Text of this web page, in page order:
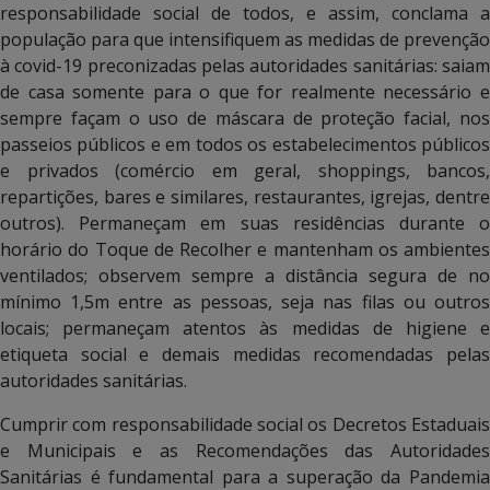
responsabilidade social de todos, e assim, conclama a
população para que intensifiquem as medidas de prevenção
à covid-19 preconizadas pelas autoridades sanitárias: saiam
de casa somente para o que for realmente necessário e
sempre façam o uso de máscara de proteção facial, nos
passeios públicos e em todos os estabelecimentos públicos
e privados (comércio em geral, shoppings, bancos,
repartições, bares e similares, restaurantes, igrejas, dentre
outros). Permaneçam em suas residências durante o
horário do Toque de Recolher e mantenham os ambientes
ventilados; observem sempre a distância segura de no
mínimo 1,5m entre as pessoas, seja nas filas ou outros
locais; permaneçam atentos às medidas de higiene e
etiqueta social e demais medidas recomendadas pelas
autoridades sanitárias.
Cumprir com responsabilidade social os Decretos Estaduais
e Municipais e as Recomendações das Autoridades
Sanitárias é fundamental para a superação da Pandemia